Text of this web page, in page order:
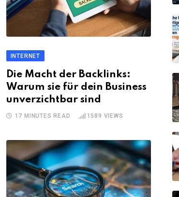
INTERNET
Die Macht der Backlinks:
Warum sie für dein Business
unverzichtbar sind
17 MINUTES READ 1589 VIEWS